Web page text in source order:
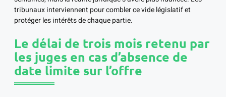
tribunaux interviennent pour combler ce vide législatif et
protéger les intérêts de chaque partie.
Le délai de trois mois retenu par
les juges en cas d’absence de
date limite sur l’offre